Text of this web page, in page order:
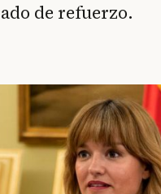
de refuerzo.